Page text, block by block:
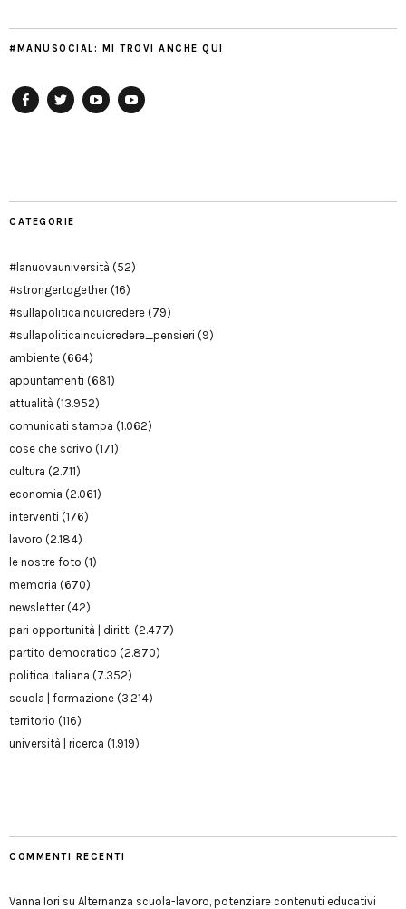
#MANUSOCIAL: MI TROVI ANCHE QUI
CATEGORIE
#lanuovauniversità (52)
#strongertogether(16)
#sullapoliticaincuicredere (79)
#sullapoliticaincuicredere_pensieri (9)
ambiente (664)
appuntamenti (681)
attualità (13.952)
comunicati stampa (1.062)
cose che scrivo (171)
cultura (2.711)
economia (2.061)
interventi (176)
lavoro (2.184)
le nostre foto (1)
memoria (670)
newsletter(42)
pari opportunità | diritti (2.477)
partito democratico (2.870)
politica italiana (7.352)
scuola | formazione (3.214)
territorio (116)
università | ricerca (1.919)
COMMENTI RECENTI
Vanna Iori su Alternanza scuola-lavoro, potenziare contenuti educativi